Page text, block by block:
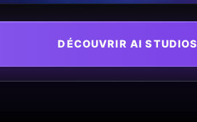
DÉCOUVRIR AI STUDIOS